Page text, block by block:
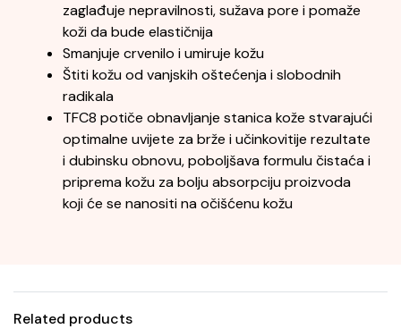
zaglađuje nepravilnosti, sužava pore i pomaže
koži da bude elastičnija
Smanjuje crvenilo i umiruje kožu
Štiti kožu od vanjskih oštećenja i slobodnih
radikala
TFC8 potiče obnavljanje stanica kože stvarajući
optimalne uvijete za brže i učinkovitije rezultate
i dubinsku obnovu, poboljšava formulu čistaća i
priprema kožu za bolju absorpciju proizvoda
koji će se nanositi na očišćenu kožu
Related products